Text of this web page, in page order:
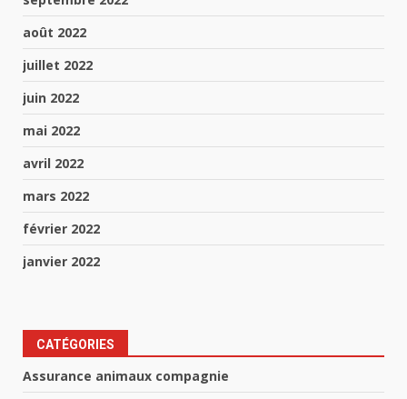
août 2022
juillet 2022
juin 2022
mai 2022
avril 2022
mars 2022
février 2022
janvier 2022
CATÉGORIES
Assurance animaux compagnie